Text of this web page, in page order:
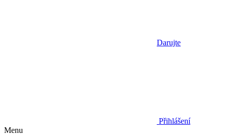
Darujte
Přihlášení
Menu